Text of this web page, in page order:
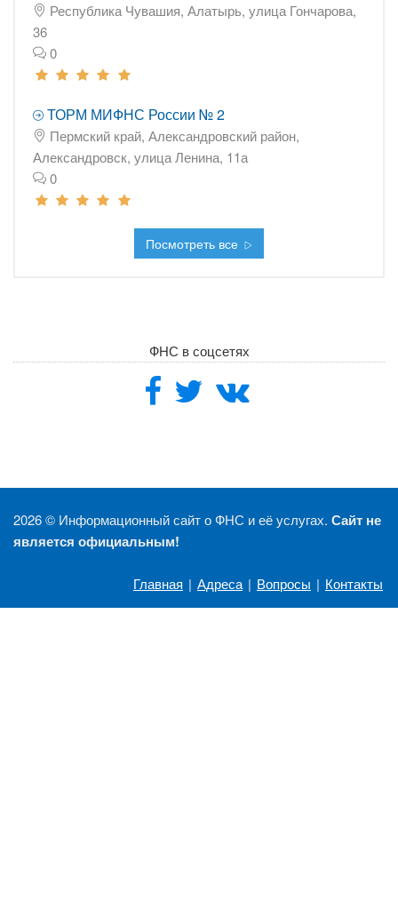
Республика Чувашия, Алатырь, улица Гончарова,
36
0
ТОРМ МИФНС России № 2
Пермский край, Александровский район,
Александровск, улица Ленина, 11а
0
Посмотреть все
ФНС в соцсетях
2026 © Информационный сайт о ФНС и её услугах. Сайт не
является официальным!
Главная | Адреса | Вопросы | Контакты